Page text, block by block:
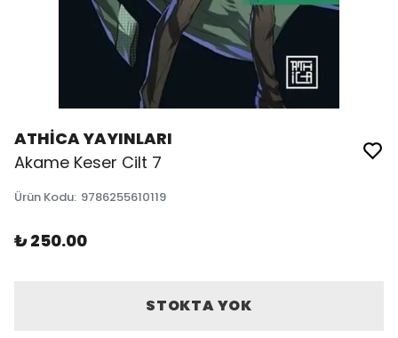
ATHİCA YAYINLARI
Akame Keser Cilt 7
Ürün Kodu: 9786255610119
₺ 250.00
STOKTA YOK